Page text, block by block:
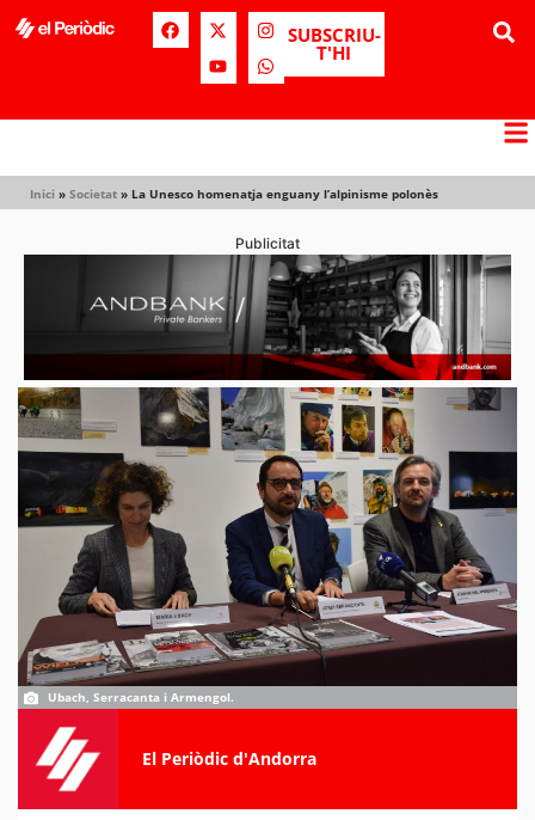
SUBSCRIU-
T'HI
Inici » Societat » La Unesco homenatja enguany l’alpinisme polonès
Publicitat
Ubach, Serracanta i Armengol.
El Periòdic d'Andorra